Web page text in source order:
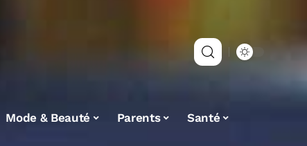
Mode & Beauté Parents Santé